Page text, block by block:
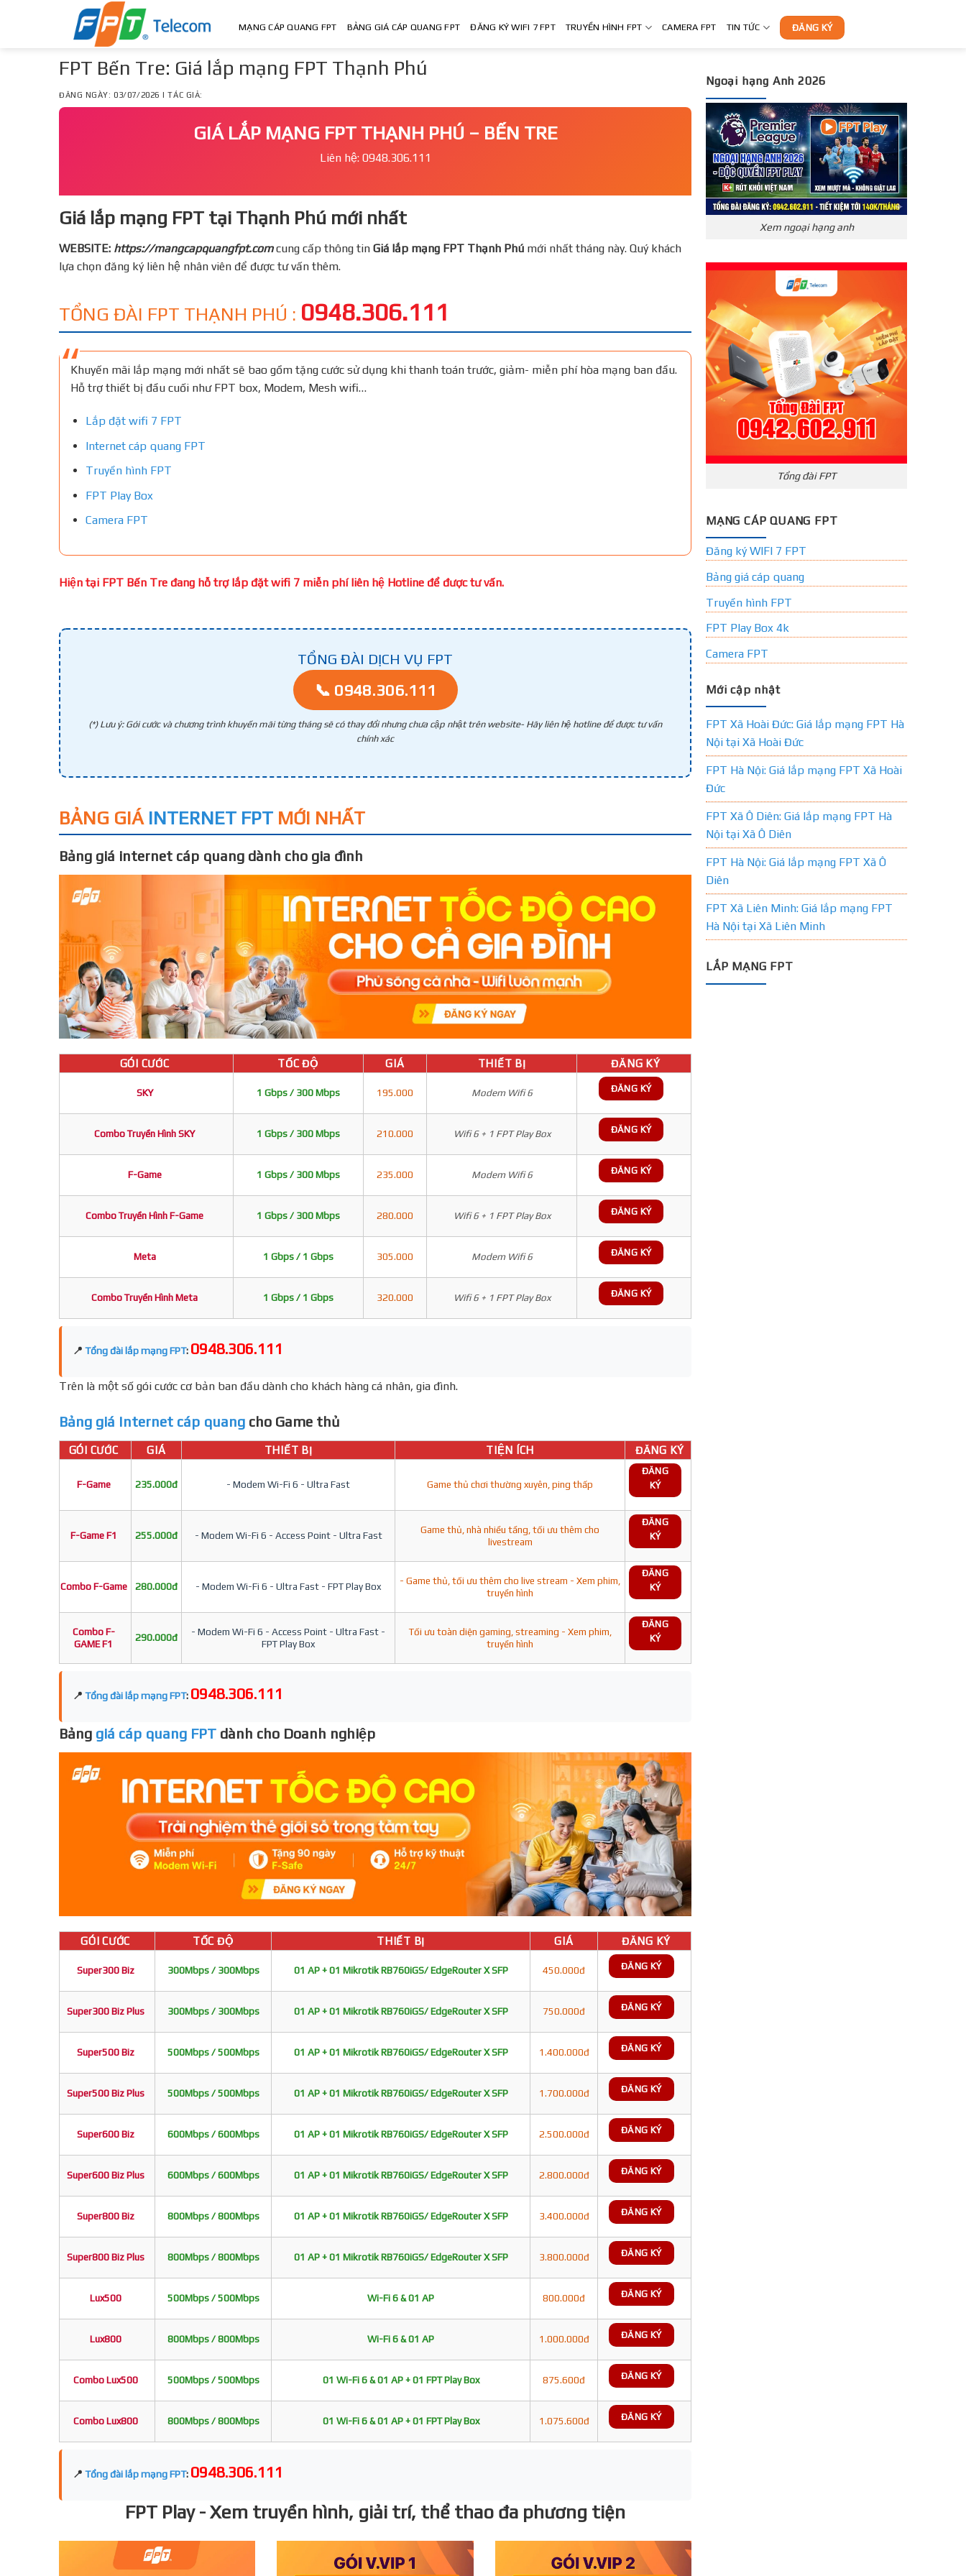
MẠNG CÁP QUANG FPT BẢNG GIÁ CÁP QUANG FPT ĐĂNG KÝ WIFI 7 FPT TRUYỀN HÌNH FPT CAMERA FPT TIN TỨC ĐĂNG KÝ
FPT Bến Tre: Giá lắp mạng FPT Thạnh Phú
ĐĂNG NGÀY: 03/07/2026 | TÁC GIẢ:
GIÁ LẮP MẠNG FPT THẠNH PHÚ – BẾN TRE
Liên hệ: 0948.306.111
Giá lắp mạng FPT tại Thạnh Phú mới nhất
WEBSITE: https://mangcapquangfpt.comcung cấp thông tin Giá lắp mạng FPT Thạnh Phú mới nhất tháng này. Quý khách
lựa chọn đăng ký liên hệ nhân viên để được tư vấn thêm.
TỔNG ĐÀI FPT THẠNH PHÚ : 0948.306.111
Khuyến mãi lắp mạng mới nhất sẽ bao gồm tặng cước sử dụng khi thanh toán trước, giảm- miễn phí hòa mạng ban đầu.
Hỗ trợ thiết bị đầu cuối như FPT box, Modem, Mesh wifi…
Lắp đặt wifi 7 FPT
Internet cáp quang FPT
Truyền hình FPT
FPT Play Box
Camera FPT
Hiện tại FPT Bến Tre đang hỗ trợ lắp đặt wifi 7 miễn phí liên hệ Hotline để được tư vấn.
TỔNG ĐÀI DỊCH VỤ FPT
📞 0948.306.111
(*) Lưu ý: Gói cước và chương trình khuyến mãi từng tháng sẽ có thay đổi nhưng chưa cập nhật trên website- Hãy liên hệ hotline để được tư vấn
chính xác
BẢNG GIÁ INTERNET FPT MỚI NHẤT
Bảng giá internet cáp quang dành cho gia đình
GÓI CƯỚC TỐC ĐỘ GIÁ THIẾT BỊ ĐĂNG KÝ
SKY 1 Gbps / 300 Mbps 195.000 Modem Wifi 6 ĐĂNG KÝ
Combo Truyền Hình SKY 1 Gbps / 300 Mbps 210.000 Wifi 6 + 1 FPT Play Box ĐĂNG KÝ
F-Game 1 Gbps / 300 Mbps 235.000 Modem Wifi 6 ĐĂNG KÝ
Combo Truyền Hình F-Game 1 Gbps / 300 Mbps 280.000 Wifi 6 + 1 FPT Play Box ĐĂNG KÝ
Meta 1 Gbps / 1 Gbps 305.000 Modem Wifi 6 ĐĂNG KÝ
Combo Truyền Hình Meta 1 Gbps / 1 Gbps 320.000 Wifi 6 + 1 FPT Play Box ĐĂNG KÝ
📍 Tổng đài lắp mạng FPT: 0948.306.111
Trên là một số gói cước cơ bản ban đầu dành cho khách hàng cá nhân, gia đình.
Bảng giá Internet cáp quang cho Game thủ
GÓI CƯỚC GIÁ THIẾT BỊ TIỆN ÍCH ĐĂNG KÝ
F-Game 235.000đ - Modem Wi-Fi 6 - Ultra Fast Game thủ chơi thường xuyên, ping thấp
ĐĂNG
KÝ
F-Game F1 255.000đ - Modem Wi-Fi 6 - Access Point - Ultra Fast
Game thủ, nhà nhiều tầng, tối ưu thêm cho
livestream
ĐĂNG
KÝ
Combo F-Game 280.000đ - Modem Wi-Fi 6 - Ultra Fast - FPT Play Box
- Game thủ, tối ưu thêm cho live stream - Xem phim,
truyền hình
ĐĂNG
KÝ
Combo F-
GAME F1
290.000đ
- Modem Wi-Fi 6 - Access Point - Ultra Fast -
FPT Play Box
Tối ưu toàn diện gaming, streaming - Xem phim,
truyền hình
ĐĂNG
KÝ
📍 Tổng đài lắp mạng FPT: 0948.306.111
Bảng giá cáp quang FPT dành cho Doanh nghiệp
GÓI CƯỚC TỐC ĐỘ THIẾT BỊ GIÁ ĐĂNG KÝ
Super300 Biz 300Mbps / 300Mbps 01 AP + 01 Mikrotik RB760iGS/ EdgeRouter X SFP 450.000đ ĐĂNG KÝ
Super300 Biz Plus 300Mbps / 300Mbps 01 AP + 01 Mikrotik RB760iGS/ EdgeRouter X SFP 750.000đ ĐĂNG KÝ
Super500 Biz 500Mbps / 500Mbps 01 AP + 01 Mikrotik RB760iGS/ EdgeRouter X SFP 1.400.000đ ĐĂNG KÝ
Super500 Biz Plus 500Mbps / 500Mbps 01 AP + 01 Mikrotik RB760iGS/ EdgeRouter X SFP 1.700.000đ ĐĂNG KÝ
Super600 Biz 600Mbps / 600Mbps 01 AP + 01 Mikrotik RB760iGS/ EdgeRouter X SFP 2.500.000đ ĐĂNG KÝ
Super600 Biz Plus 600Mbps / 600Mbps 01 AP + 01 Mikrotik RB760iGS/ EdgeRouter X SFP 2.800.000đ ĐĂNG KÝ
Super800 Biz 800Mbps / 800Mbps 01 AP + 01 Mikrotik RB760iGS/ EdgeRouter X SFP 3.400.000đ ĐĂNG KÝ
Super800 Biz Plus 800Mbps / 800Mbps 01 AP + 01 Mikrotik RB760iGS/ EdgeRouter X SFP 3.800.000đ ĐĂNG KÝ
Lux500 500Mbps / 500Mbps Wi-Fi 6 & 01 AP 800.000đ ĐĂNG KÝ
Lux800 800Mbps / 800Mbps Wi-Fi 6 & 01 AP 1.000.000đ ĐĂNG KÝ
Combo Lux500 500Mbps / 500Mbps 01 Wi-Fi 6 & 01 AP + 01 FPT Play Box 875.600đ ĐĂNG KÝ
Combo Lux800 800Mbps / 800Mbps 01 Wi-Fi 6 & 01 AP + 01 FPT Play Box 1.075.600đ ĐĂNG KÝ
📍 Tổng đài lắp mạng FPT: 0948.306.111
FPT Play - Xem truyền hình, giải trí, thể thao đa phương tiện
Ngoại hạng Anh 2026
Xem ngoại hạng anh
Tổng đài FPT
MẠNG CÁP QUANG FPT
Đăng ký WIFI 7 FPT
Bảng giá cáp quang
Truyền hình FPT
FPT Play Box 4k
Camera FPT
Mới cập nhật
FPT Xã Hoài Đức: Giá lắp mạng FPT Hà
Nội tại Xã Hoài Đức
FPT Hà Nội: Giá lắp mạng FPT Xã Hoài
Đức
FPT Xã Ô Diên: Giá lắp mạng FPT Hà
Nội tại Xã Ô Diên
FPT Hà Nội: Giá lắp mạng FPT Xã Ô
Diên
FPT Xã Liên Minh: Giá lắp mạng FPT
Hà Nội tại Xã Liên Minh
LẮP MẠNG FPT